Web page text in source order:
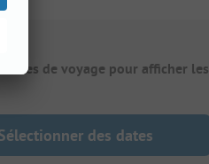
dates de voyage pour afficher les
des dates